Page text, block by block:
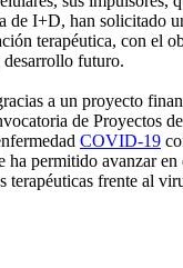
de I+D, han solicitado
terapéutica, con el
futuro.
a un proyecto
de Proyectos
COVID-19
permitido avanzar en
terapéuticas frente al